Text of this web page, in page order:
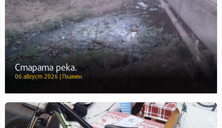
Старата река.
06 август 2026 | Пламен